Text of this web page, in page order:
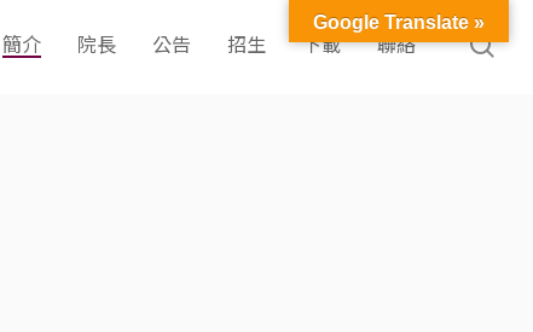
簡介 院長 公告 招生 下載 聯絡
Google Translate »